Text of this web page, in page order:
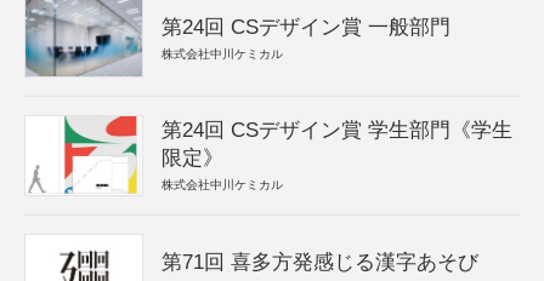
第24回 CSデザイン賞 一般部門
株式会社中川ケミカル
第24回 CSデザイン賞 学生部門《学生
限定》
株式会社中川ケミカル
第71回 喜多方発感じる漢字あそび